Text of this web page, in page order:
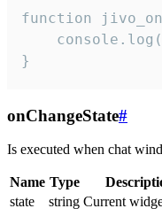
function
}
onChangeState#
Is executed when chat
Name Type
state
string Current